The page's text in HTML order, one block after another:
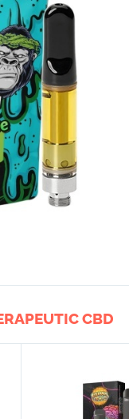
CBD